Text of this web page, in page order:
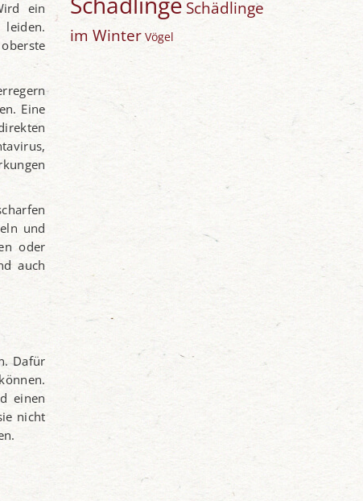
ein
Eine
und
oder
auch
Dafür
einen
nicht
Schädlinge
im Winter Vögel